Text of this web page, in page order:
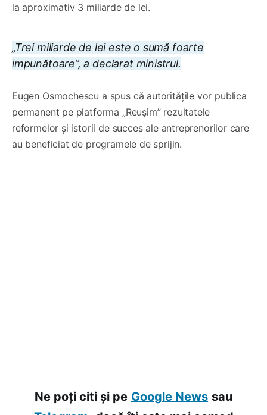
la aproximativ 3 miliarde de lei.
„Trei miliarde de lei este o sumă foarte
impunătoare”, a declarat ministrul.
Eugen Osmochescu a spus că autoritățile vor publica
permanent pe platforma „Reușim” rezultatele
reformelor și istorii de succes ale antreprenorilor care
au beneficiat de programele de sprijin.
Ne poți citi și pe Google News sau